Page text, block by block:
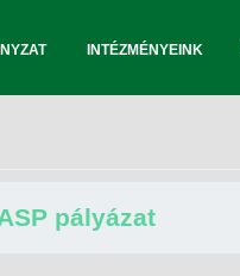
INTÉZMÉNYEINK
pályázat